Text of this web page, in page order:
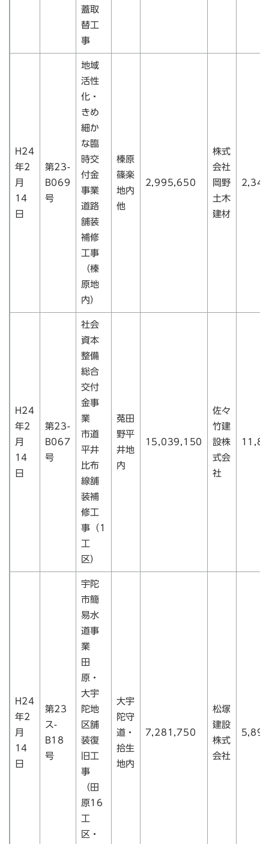
蓋取
替工
事
H24
年2
月
14
日
第23-
B069
号
地域
活性
化・
きめ
細か
な臨
時交
付金
事業
道路
舗装
補修
工事
（榛
原地
内）
榛原
篠楽
地内
他
2,995,650
株式
会社
岡野
土木
建材
H24
年2
月
14
日
第23-
B067
号
社会
資本
整備
総合
交付
金事
業
市道
平井
比布
線舗
装補
修工
事（1
工
区）
菟田
野平
井地
内
15,039,150
佐々
竹建
設株
式会
社
H24
年2
月
14
日
第23
ス-
B18
号
宇陀
市簡
易水
道事
業
田
原・
大宇
陀地
区舗
装復
旧工
事
（田
原16
工
区・
大宇
陀守
道・
拾生
地内
7,281,750
松塚
建設
株式
会社